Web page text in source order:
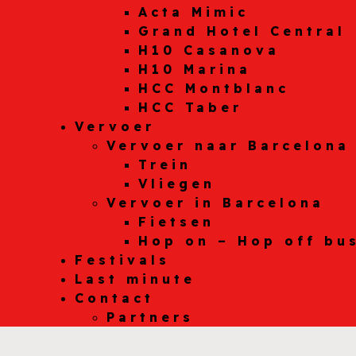
Acta Mimic
Grand Hotel Central
H10 Casanova
H10 Marina
HCC Montblanc
HCC Taber
Vervoer
Vervoer naar Barcelona
Trein
Vliegen
Vervoer in Barcelona
Fietsen
Hop on – Hop off
Festivals
Last minute
Contact
Partners